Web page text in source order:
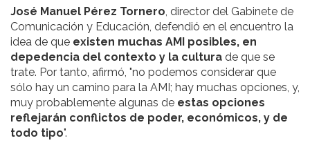
José Manuel Pérez Tornero, director del Gabinete de
Comunicación y Educación, defendió en el encuentro la
idea de que existen muchas AMI posibles, en
depedencia del contexto y la cultura de que se
trate. Por tanto, afirmó, "no podemos considerar que
sólo hay un camino para la AMI; hay muchas opciones, y,
muy probablemente algunas de estas opciones
reflejarán conflictos de poder, económicos, y de
todo tipo".